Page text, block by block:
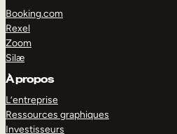
Booking.com
Rexel
Zoom
Silæ
À propos
L’entreprise
Ressources graphiques
Investisseurs